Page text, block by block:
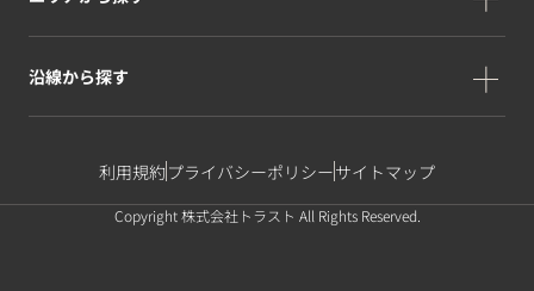
沿線から探す
利用規約プライバシーポリシーサイトマップ
Copyright 株式会社トラスト All Rights Reserved.